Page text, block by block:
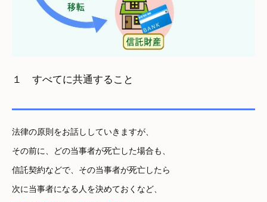
１ すべてに共通すること
法律の原則をお話ししていきますが、
その前に、どの当事者が死亡した場合も、
信託契約などで、その当事者が死亡したら
次に当事者になる人を決めておくなど、